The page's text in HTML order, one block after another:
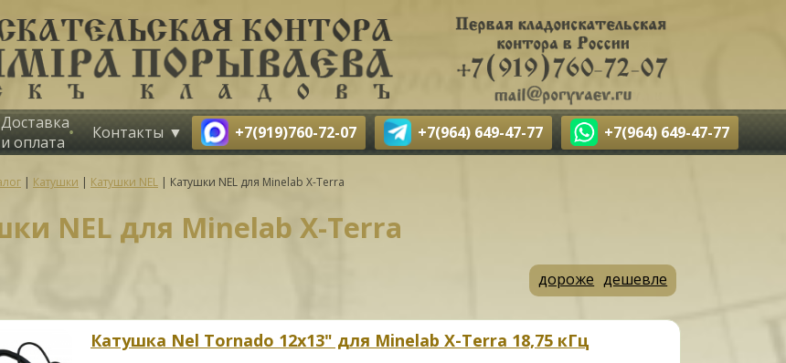
Доставка
и оплата
Контакты +7(919)760-72-07 +7(964) 649-47-77 +7(964) 649-47-77
| Катушки | Катушки NEL | Катушки NEL для Minelab X-Terra
NEL для Minelab X-Terra
дороже дешевле
Катушка Nel Tornado 12х13" для Minelab X-Terra 18,75 кГц